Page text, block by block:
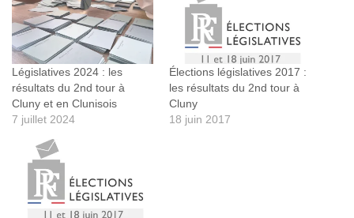
Législatives 2024 : les
résultats du 2nd tour à
Cluny et en Clunisois
7 juillet 2024
Élections législatives 2017 :
les résultats du 2nd tour à
Cluny
18 juin 2017